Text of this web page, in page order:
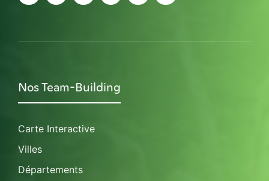
Nos Team-Building
Carte Interactive
Villes
Départements